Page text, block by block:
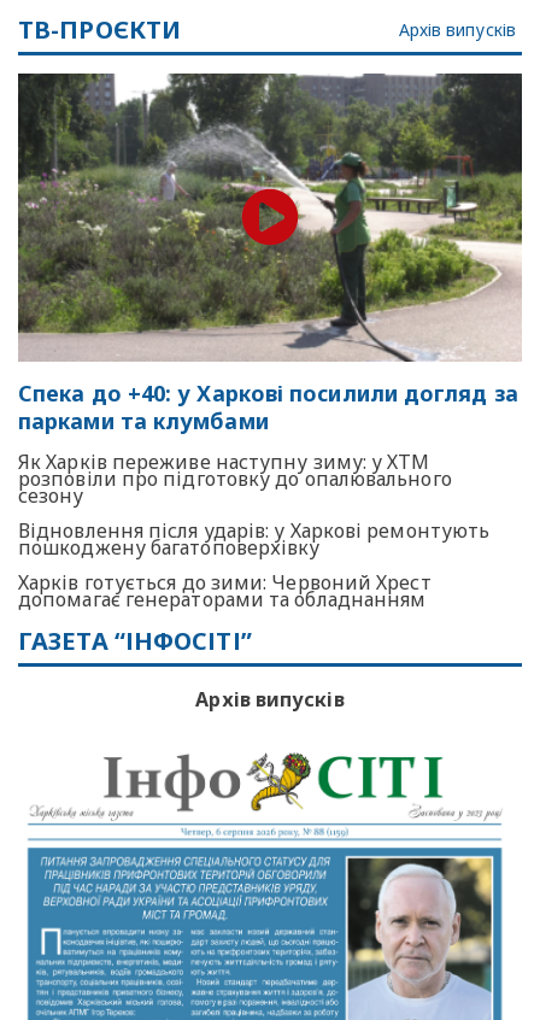
ТВ-ПРОЄКТИ Архів випусків
Спека до +40: у Харкові посилили догляд за
парками та клумбами
Як Харків переживе наступну зиму: у ХТМ
розповіли про підготовку до опалювального
сезону
Відновлення після ударів: у Харкові ремонтують
пошкоджену багатоповерхівку
Харків готується до зими: Червоний Хрест
допомагає генераторами та обладнанням
ГАЗЕТА “ІНФОСІТІ”
Архів випусків